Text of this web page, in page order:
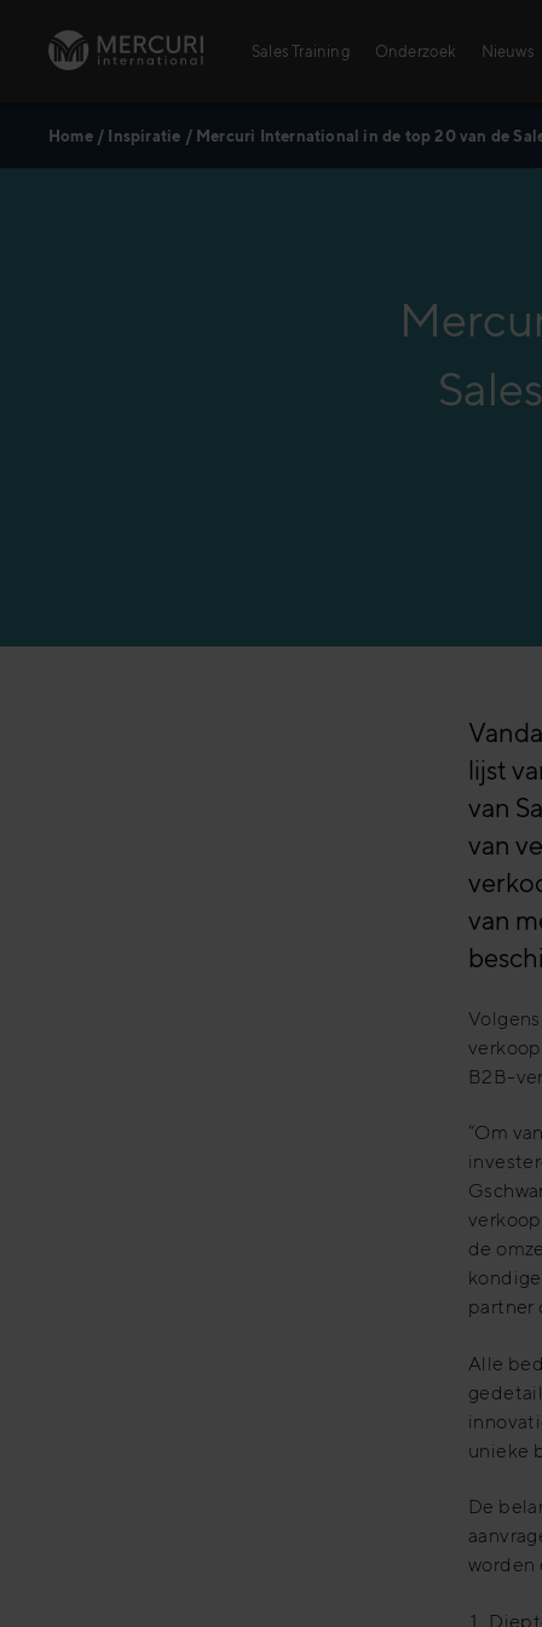
Sales Training Onderzoek Nieuws
Home/ Inspiratie / Mercuri International in de top 20 van de
lijst
van
van
van
B2B-
“Om
de
partner
Alle
unieke
De
worden